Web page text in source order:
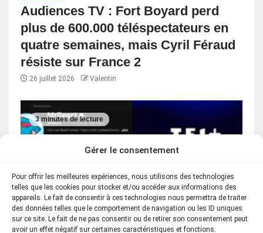
Gérer le consentement
Pour offrir les meilleures expériences, nous utilisons des technologies
telles que les cookies pour stocker et/ou accéder aux informations des
appareils. Le fait de consentir à ces technologies nous permettra de traiter
des données telles que le comportement de navigation ou les ID uniques
sur ce site. Le fait de ne pas consentir ou de retirer son consentement peut
avoir un effet négatif sur certaines caractéristiques et fonctions.
Audiences TV : Fort Boyard perd
plus de 600.000 téléspectateurs en
quatre semaines, mais Cyril Féraud
résiste sur France 2
26 juillet 2026 Valentin
3 minutes de lecture